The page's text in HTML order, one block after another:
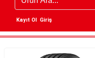
Kayıt Ol Giriş